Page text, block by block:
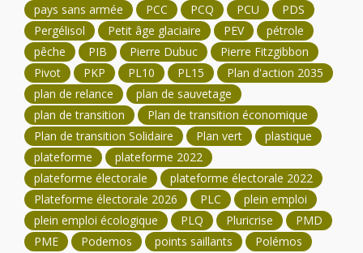
pays sans armée
PCC PCQ PCU
PDS
Pergélisol
Petit âge glaciaire PEV
pétrole
pêche
PIB Pierre Dubuc
Pierre Fitzgibbon
Pivot
PKP PL10 PL15
Plan d'action 2035
plan de relance
plan de sauvetage
plan de transition
Plan de transition économique
Plan de transition Solidaire
Plan vert
plastique
plateforme
plateforme 2022
plateforme électorale
plateforme électorale 2022
Plateforme électorale 2026
PLC
plein emploi
plein emploi écologique
PLQ Pluricrise
PMD
PME
Podemos points saillants
Polémos